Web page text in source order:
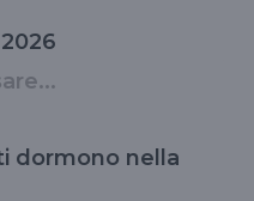
dormono nella